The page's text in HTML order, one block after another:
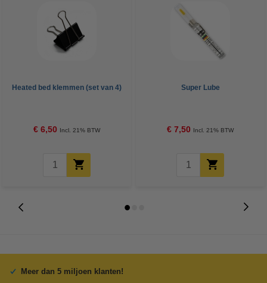
Heated bed klemmen (set van 4)
€ 6,50 Incl. 21% BTW
Super Lube
€ 7,50 Incl. 21% BTW
Meer dan 5 miljoen klanten!